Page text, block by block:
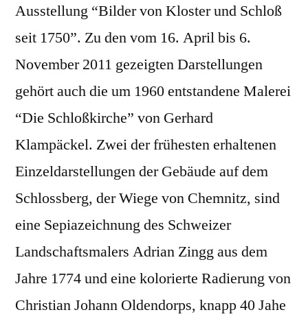
Ausstellung “Bilder von Kloster und Schloß
seit 1750”. Zu den vom 16. April bis 6.
November 2011 gezeigten Darstellungen
gehört auch die um 1960 entstandene Malerei
“Die Schloßkirche” von Gerhard
Klampäckel. Zwei der frühesten erhaltenen
Einzeldarstellungen der Gebäude auf dem
Schlossberg, der Wiege von Chemnitz, sind
eine Sepiazeichnung des Schweizer
Landschaftsmalers Adrian Zingg aus dem
Jahre 1774 und eine kolorierte Radierung von
Christian Johann Oldendorps, knapp 40 Jahe